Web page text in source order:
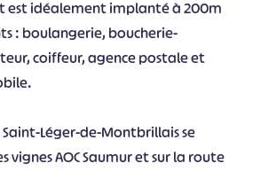
est idéalement implanté à 200m
: boulangerie, boucherie-
coiffeur, agence postale et
Léger-de-Montbrillais se
vignes AOC Saumur et sur la route